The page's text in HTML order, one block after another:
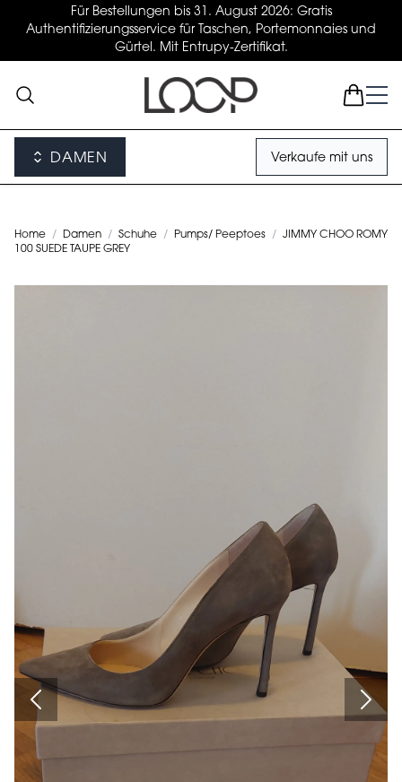
Für Bestellungen bis 31. August 2026: Gratis
Authentifizierungsservice für Taschen, Portemonnaies und
Gürtel. Mit Entrupy-Zertifikat.
DAMEN Verkaufe mit uns
Home / Damen / Schuhe / Pumps/ Peeptoes / JIMMY CHOO ROMY
100 SUEDE TAUPE GREY